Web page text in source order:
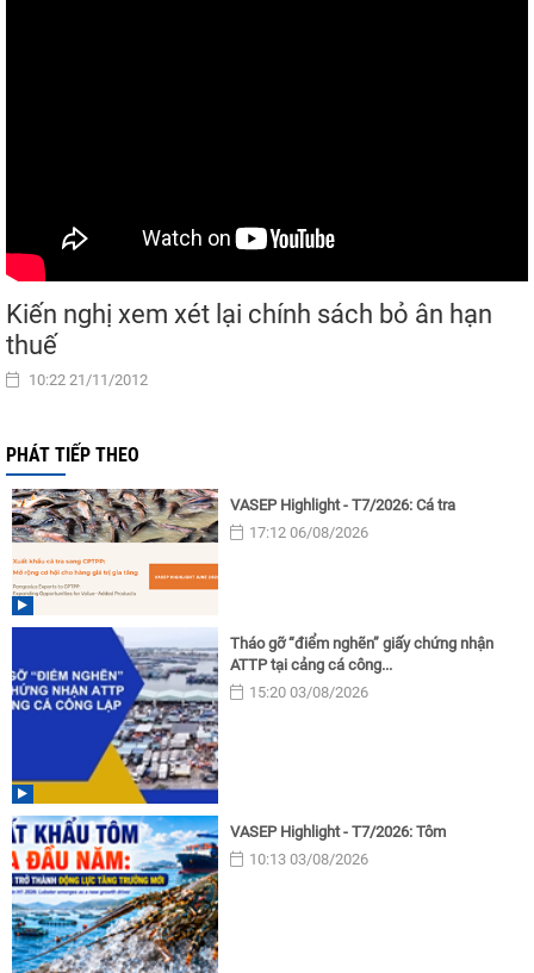
Kiến nghị xem xét lại chính sách bỏ ân hạn
thuế
10:22 21/11/2012
PHÁT TIẾP THEO
VASEP Highlight - T7/2026: Cá tra
17:12 06/08/2026
Tháo gỡ “điểm nghẽn” giấy chứng nhận
ATTP tại cảng cá công...
15:20 03/08/2026
VASEP Highlight - T7/2026: Tôm
10:13 03/08/2026